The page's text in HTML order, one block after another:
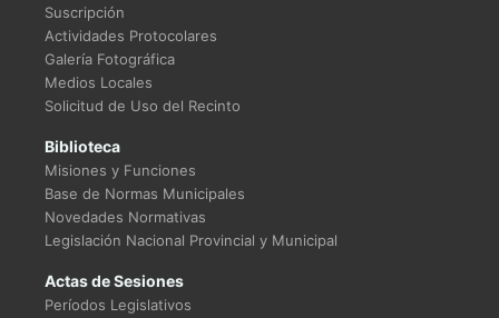
Suscripción
Actividades Protocolares
Galería Fotográfica
Medios Locales
Solicitud de Uso del Recinto
Biblioteca
Misiones y Funciones
Base de Normas Municipales
Novedades Normativas
Legislación Nacional Provincial y Municipal
Actas de Sesiones
Períodos Legislativos